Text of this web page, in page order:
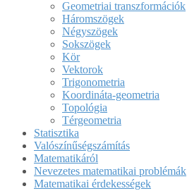
Geometriai transzformációk
Háromszögek
Négyszögek
Sokszögek
Kör
Vektorok
Trigonometria
Koordináta-geometria
Topológia
Térgeometria
Statisztika
Valószínűségszámítás
Matematikáról
Nevezetes matematikai problémák
Matematikai érdekességek